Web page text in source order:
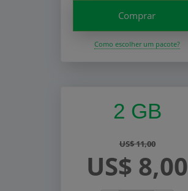
Comprar
Como escolher um pacote?
2 GB
US$ 11,00
US$ 8,00